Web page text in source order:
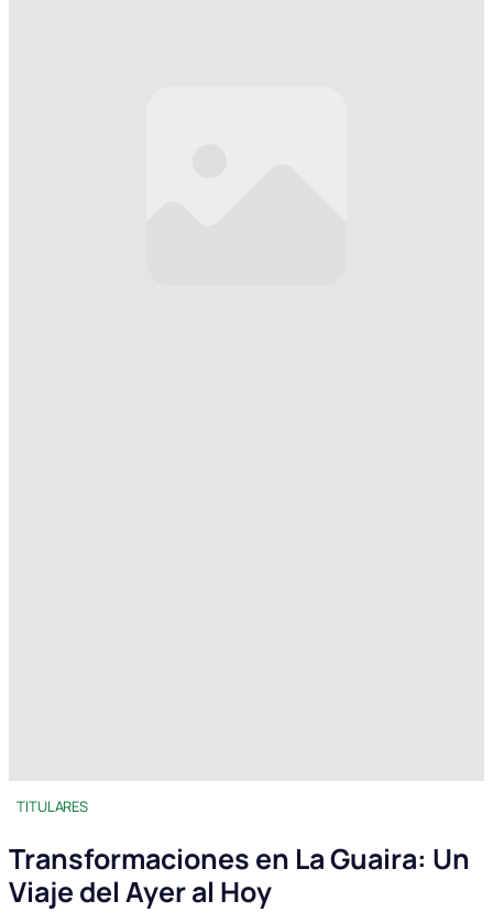
TITULARES
Transformaciones en La Guaira: Un
Viaje del Ayer al Hoy